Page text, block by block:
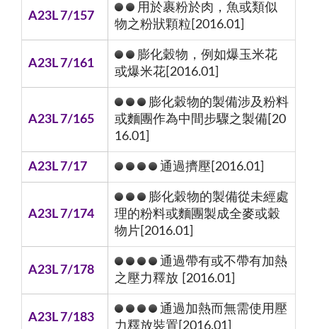
A23L 7/157
用於裹粉於肉，魚或類似
物之粉狀顆粒[2016.01]
A23L 7/161
膨化穀物，例如爆玉米花
或爆米花[2016.01]
A23L 7/165
膨化穀物的製備涉及粉料
或麵團作為中間步驟之製備[20
16.01]
A23L 7/17 通過擠壓[2016.01]
A23L 7/174
膨化穀物的製備從未經處
理的粉料或麵團製成全麥或穀
物片[2016.01]
A23L 7/178
通過帶有或不帶有加熱
之壓力釋放 [2016.01]
A23L 7/183
通過加熱而無需使用壓
力釋放裝置[2016.01]